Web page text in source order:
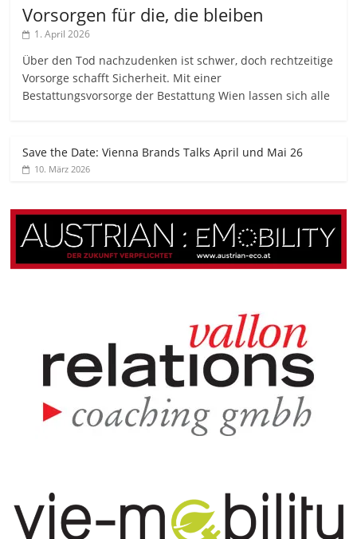
Vorsorgen für die, die bleiben
1. April 2026
Über den Tod nachzudenken ist schwer, doch rechtzeitige
Vorsorge schafft Sicherheit. Mit einer
Bestattungsvorsorge der Bestattung Wien lassen sich alle
Save the Date: Vienna Brands Talks April und Mai 26
10. März 2026